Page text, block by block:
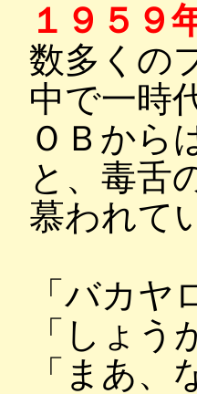
１９５９
数多くの
中で一時
ＯＢから
と、毒舌
慕われて
「バカヤ
「しょう
「まあ